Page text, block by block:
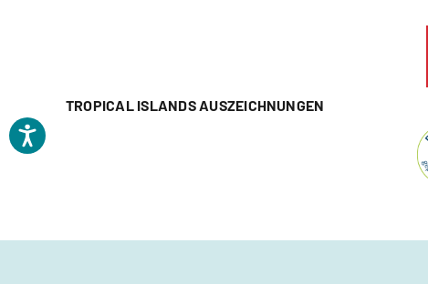
TROPICAL ISLANDS AUSZEICHNUNGEN